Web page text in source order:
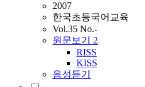
2007
한국초등국어교육
Vol.35 No.-
원문보기 2
RISS
KISS
음성듣기